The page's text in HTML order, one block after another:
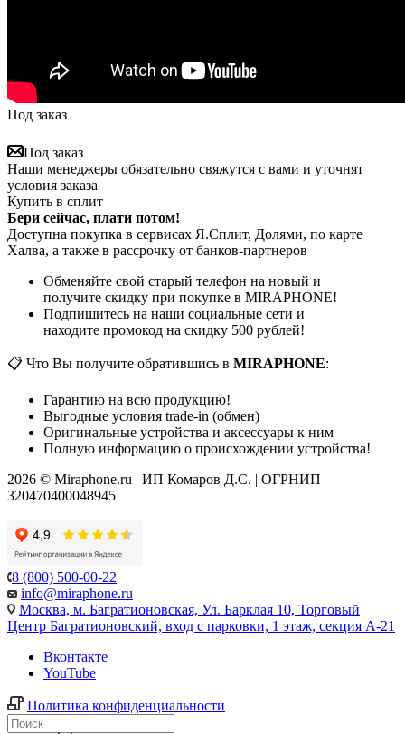
Под заказ
Под заказ
Наши менеджеры обязательно свяжутся с вами и уточнят
условия заказа
Купить в сплит
Бери сейчас, плати потом!
Доступна покупка в сервисах Я.Сплит, Долями, по карте
Халва, а также в рассрочку от банков-партнеров
Обменяйте свой старый телефон на новый и
получите скидку при покупке в MIRAPHONE!
Подпишитесь на наши социальные сети и
находите промокод на скидку 500 рублей!
📋 Что Вы получите обратившись в MIRAPHONE:
Гарантию на всю продукцию!
Выгодные условия trade-in (обмен)
Оригинальные устройства и аксессуары к ним
Полную информацию о происхождении устройства!
2026 © Miraphone.ru | ИП Комаров Д.С. | ОГРНИП
320470400048945
8 (800) 500-00-22
info@miraphone.ru
Москва, м. Багратионовская, Ул. Барклая 10, Торговый
Центр Багратионовский, вход с парковки, 1 этаж, секция А-21
Вконтакте
YouTube
Политика конфиденциальности